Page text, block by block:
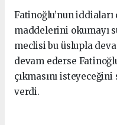
Fatinoğlu’nun
maddelerini okumayı
meclisi bu üslupla
devam ederse
çıkmasını
verdi.